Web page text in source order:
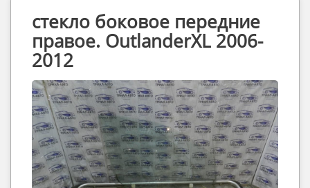
стекло боковое передние
правое. OutlanderXL 2006-
2012